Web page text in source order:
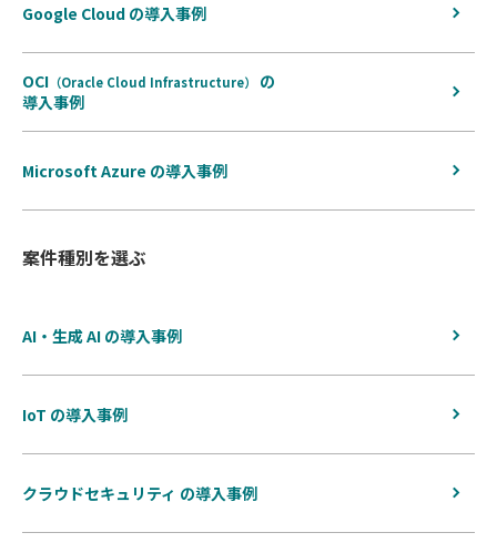
Google Cloud の導入事例
OCI （Oracle Cloud Infrastructure）
の
導入事例
Microsoft Azure の導入事例
案件種別を選ぶ
AI・生成 AI の導入事例
IoT の導入事例
クラウドセキュリティ の導入事例